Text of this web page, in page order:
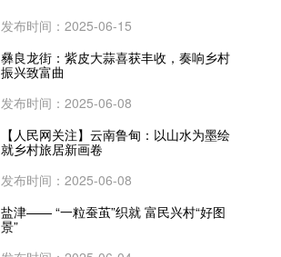
发布时间：2025-06-15
彝良龙街：紫皮大蒜喜获丰收，奏响乡村
振兴致富曲
发布时间：2025-06-08
【人民网关注】云南鲁甸：以山水为墨绘
就乡村旅居新画卷
发布时间：2025-06-08
盐津—— “一粒蚕茧”织就 富民兴村“好图
景”